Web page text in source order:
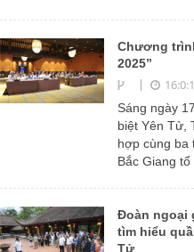
Chương
2025”
Sáng ngày
biệt Yên Tử,
hợp cùng ba
Bắc Giang tổ
Đoàn ngoại
tìm hiểu
Tử